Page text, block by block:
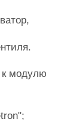
к модулю